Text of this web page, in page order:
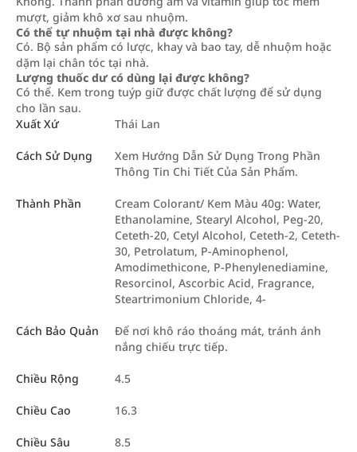
mượt, giảm khô xơ sau nhuộm.
Có thể tự nhuộm tại nhà được không?
Có. Bộ sản phẩm có lược, khay và bao tay, dễ nhuộm hoặc
dặm lại chân tóc tại nhà.
Lượng thuốc dư có dùng lại được không?
Có thể. Kem trong tuýp giữ được chất lượng để sử dụng
cho lần sau.
Xuất Xứ
Thái Lan
Cách Sử Dụng
Xem Hướng Dẫn Sử Dụng Trong Phần
Thông Tin Chi Tiết Của Sản Phẩm.
Thành Phần
Cream Colorant/ Kem Màu 40g: Water,
Ethanolamine, Stearyl Alcohol, Peg-20,
Ceteth-20, Cetyl Alcohol, Ceteth-2, Ceteth-
30, Petrolatum, P-Aminophenol,
Amodimethicone, P-Phenylenediamine,
Resorcinol, Ascorbic Acid, Fragrance,
Steartrimonium Chloride, 4-
Cách Bảo Quản
Để nơi khô ráo thoáng mát, tránh ánh
nắng chiếu trực tiếp.
Chiều Rộng 4.5
Chiều Cao 16.3
Chiều Sâu 8.5